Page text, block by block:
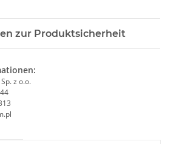
zur Produktsicherheit
z o.o.